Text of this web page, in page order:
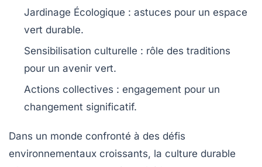
Jardinage Écologique : astuces pour un espace
vert durable.
Sensibilisation culturelle : rôle des traditions
pour un avenir vert.
Actions collectives : engagement pour un
changement significatif.
Dans un monde confronté à des défis
environnementaux croissants, la culture durable